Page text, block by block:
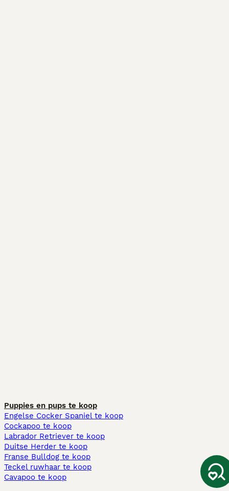
Puppies en pups te koop
Engelse Cocker Spaniel te koop
Cockapoo te koop
Labrador Retriever te koop
Duitse Herder te koop
Franse Bulldog te koop
Teckel ruwhaar te koop
Cavapoo te koop